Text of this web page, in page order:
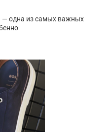
— одна из самых важных